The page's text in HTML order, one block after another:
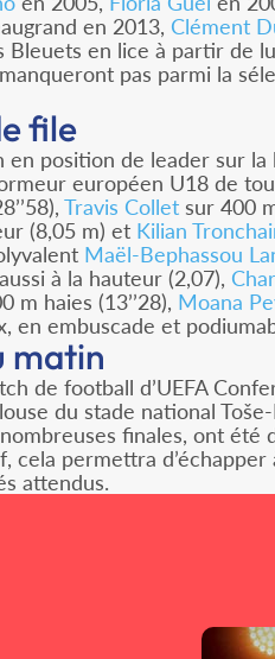
en 2013, Clément
en lice à partir de
pas parmi la
file
position de leader sur
européen U18 de
Travis Collet sur 400
(8,05 m) et Kilian
Maël-Bephassou
à la hauteur (2,07),
m haies (13’’28), Moana
en embuscade et
matin
de football d’UEFA
du stade national
finales, ont été
permettra
attendus.